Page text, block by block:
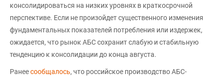
консолидироваться на низких уровнях в краткосрочной
перспективе. Если не произойдет существенного изменения
фундаментальных показателей потребления или издержек,
ожидается, что рынок АБС сохранит слабую и стабильную
тенденцию к консолидации до конца августа.
Ранеесообщалось, что российское производство АБС-